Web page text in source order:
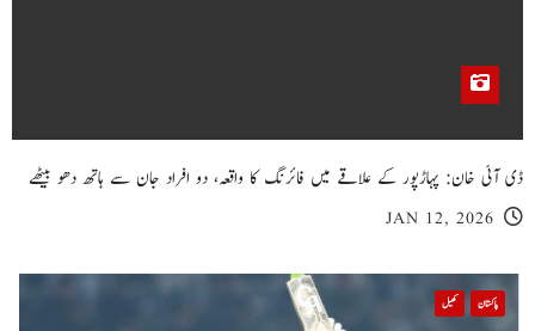
ڈی آئی خان: پہاڑپور کے علاقے میں فائرنگ کا واقعہ، دو افراد جان سے ہاتھ دھو بیٹھے
JAN 12, 2026
پاکستان کھیل